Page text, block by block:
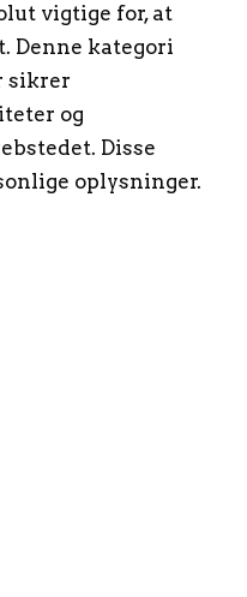
vigtige for, at
Denne kategori
sikrer
og
Disse
oplysninger.